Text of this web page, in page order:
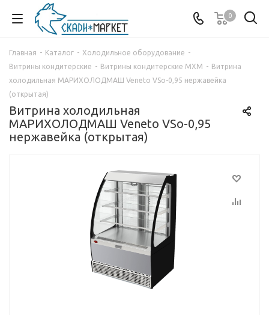
0
Главная - Каталог - Холодильное оборудование -
Витрины кондитерские - Витрины кондитерские МХМ - Витрина
холодильная МАРИХОЛОДМАШ Veneto VSо-0,95 нержавейка
(открытая)
Витрина холодильная
МАРИХОЛОДМАШ Veneto VSо-0,95
нержавейка (открытая)